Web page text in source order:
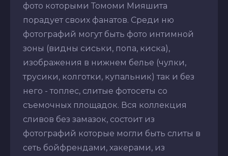
фото которыми Томоми Мияшита
порадует своих фанатов. Среди ню
фотографий могут быть фото интимной
зоны (видны сиськи, попа, киска),
изображения в нижнем белье (чулки,
трусики, колготки, купальник) так и без
него - топлес, слитые фотосеты со
съемочных площадок. Вся коллекция
сливов без замазок, состоит из
фотографий которые могли быть слиты в
сеть бойфрендами, хакерами, из